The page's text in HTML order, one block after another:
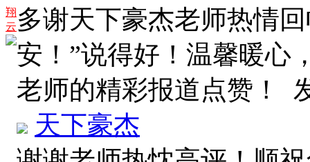
翔
云 多谢天下豪杰老师热情
安！”说得好！温馨暖心
老师的精彩报道点赞！
天下豪杰